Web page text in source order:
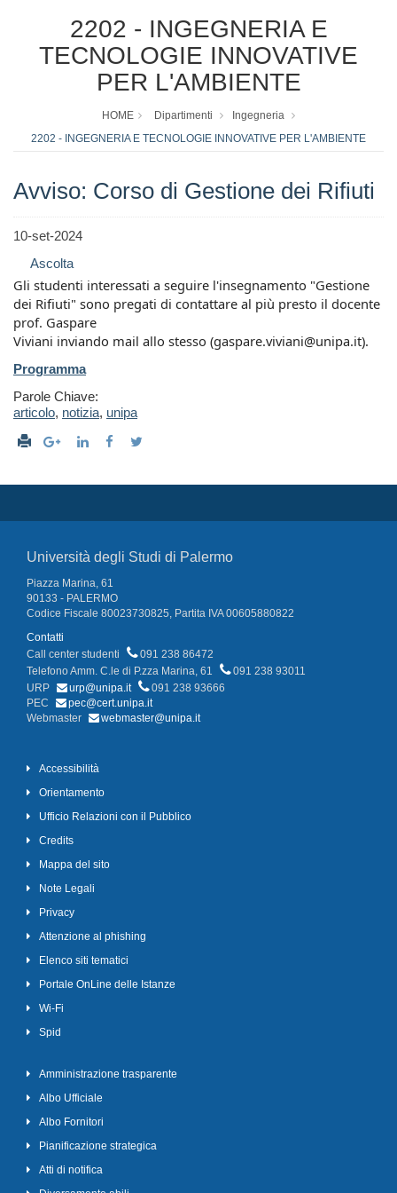
2202 - INGEGNERIA E
TECNOLOGIE INNOVATIVE
PER L'AMBIENTE
HOME Dipartimenti
Ingegneria
2202 - INGEGNERIA E TECNOLOGIE INNOVATIVE PER L'AMBIENTE
Avviso: Corso di Gestione dei Rifiuti
10-set-2024
Ascolta
Gli studenti interessati a seguire l'insegnamento "Gestione
dei Rifiuti" sono pregati di contattare al più presto il docente
prof. Gaspare
Viviani inviando mail allo stesso (gaspare.viviani@unipa.it).
Programma
Parole Chiave:
articolo, notizia, unipa
Università degli Studi di Palermo
Piazza Marina, 61
90133 - PALERMO
Codice Fiscale 80023730825, Partita IVA 00605880822
Contatti
Call center studenti
091 238 86472
Telefono Amm. C.le di P.zza Marina, 61
091 238 93011
URP
urp@unipa.it
091 238 93666
PEC
pec@cert.unipa.it
Webmaster
webmaster@unipa.it
Accessibilità
Orientamento
Ufficio Relazioni con il Pubblico
Credits
Mappa del sito
Note Legali
Privacy
Attenzione al phishing
Elenco siti tematici
Portale OnLine delle Istanze
Wi-Fi
Spid
Amministrazione trasparente
Albo Ufficiale
Albo Fornitori
Pianificazione strategica
Atti di notifica